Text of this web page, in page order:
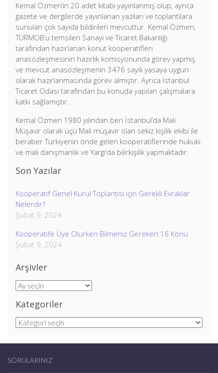
Kemal Özmen’in 20 adet kitabı yayınlanmış olup, ayrıca
gazete ve dergilerde yayınlanan yazıları ve toplantılara
sunulan çok sayıda bildirileri mevcuttur. Kemal Özmen,
TÜRMOB’u temsilen Sanayi ve Ticaret Bakanlığı
tarafından hazırlanan konut kooperatifleri
anasözleşmesinin hazırlık komisyonunda görev yapmış
ve mevcut anasözleşmenin 3476 sayılı yasaya uygun
olarak hazırlanmasında görev almıştır. Ayrıca İstanbul
Ticaret Odası tarafından bu konuda yapılan çalışmalara
katkı sağlamıştır.
Kemal Özmen 1980 yılından beri İstanbul’da Mali
Müşavir olarak üçü Mali müşavir olan sekiz kişilik ekibi ile
beraber Türkiyenin önde gelen kooperatiflerinde hukuki
ve mali danışmanlık ve Yargı’da bilirkişilik yapmaktadır.
Son Yazılar
Kooperatif Genel Kurul Toplantısı için Gerekli Evraklar
Nelerdir?
Şubat 9, 2024
Kooperatife Üye Olurken Bilmeniz Gereken 16 Konu
Şubat 9, 2024
Arşivler
Arşivler
Kategoriler
Kategoriler
SORULARINIZ